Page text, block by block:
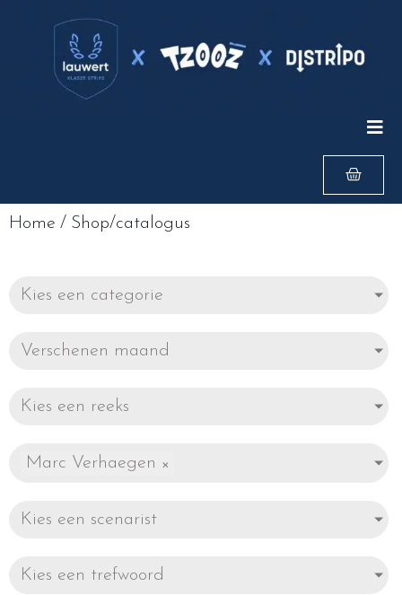
Home / Shop/catalogus
Kies een categorie
Verschenen maand
Kies een reeks
Marc Verhaegen ×
Kies een scenarist
Kies een trefwoord